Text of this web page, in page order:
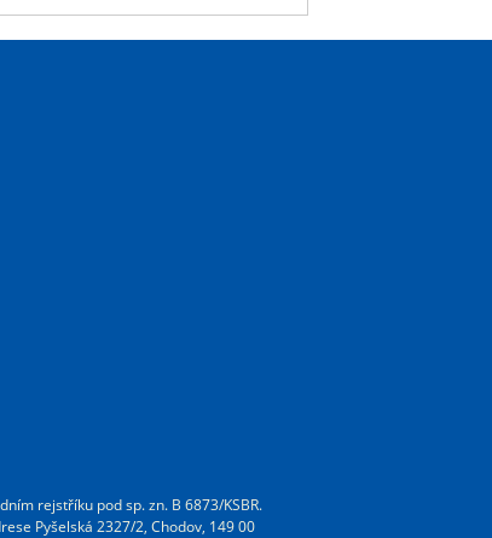
rejstříku pod sp. zn. B 6873/KSBR.
Pyšelská 2327/2, Chodov, 149 00